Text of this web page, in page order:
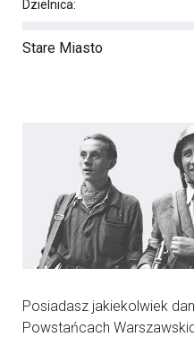
Dzielnica:
Stare Miasto
Posiadasz jakiekolwiek
Powstańcach